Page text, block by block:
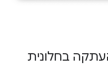
בחלונית